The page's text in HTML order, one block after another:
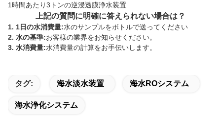
1時間あたり3トンの逆浸透膜浄水装置
上記の質問に明確に答えられない場合は？
1. 1日の水消費量:水のサンプルをボトルで送ってください
2. 水の基準:お客様の業界をお知らせください。
3. 水消費量:水消費量の計算をお手伝いします。
タグ: 海水淡水装置 海水ROシステム
海水浄化システム